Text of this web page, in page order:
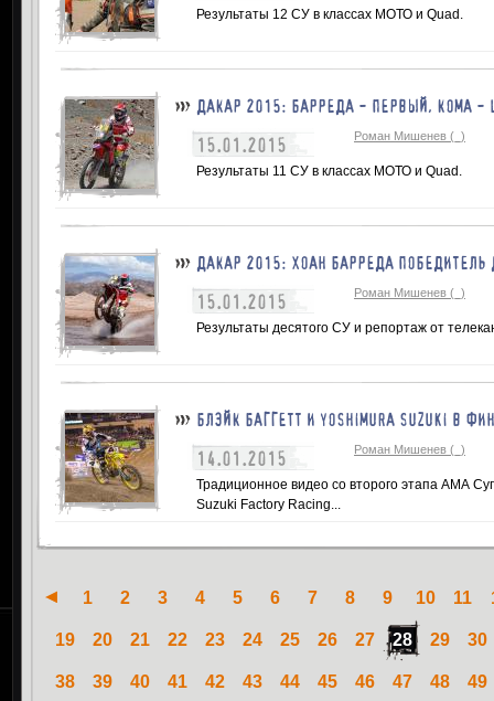
Результаты 12 СУ в классах МОТО и Quad.
ДАКАР 2015: БАРРЕДА - ПЕРВЫЙ, КОМА -
15.01.2015 Роман Мишенев (_)
Результаты 11 СУ в классах МОТО и Quad.
ДАКАР 2015: ХОАН БАРРЕДА
15.01.2015 Роман Мишенев (_)
Результаты десятого СУ и репортаж от
БЛЭЙК БАГГЕТТ И YOSHIMURA SUZUKI В
14.01.2015 Роман Мишенев (_)
Традиционное видео со второго этапа АМА
Suzuki Factory Racing...
1 2 3 4 5 6 7 8 9 10 11
19 20 21 22 23 24 25 26 27 28 29 30
38 39 40 41 42 43 44 45 46 47 48 49